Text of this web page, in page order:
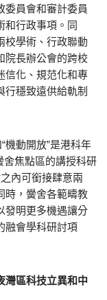
委員會和審計委員
和行政事項。同
校學術、行政聯動
院長辦公會的跨校
信化、規范化和專
行穩致遠供給軌制
機動開放”是港科年
舍焦點區的講授科研
內可銜接肆意兩
時，黌舍各範疇教
發明更多機遇讓分
融會學科研討項
灣區科技立異和中